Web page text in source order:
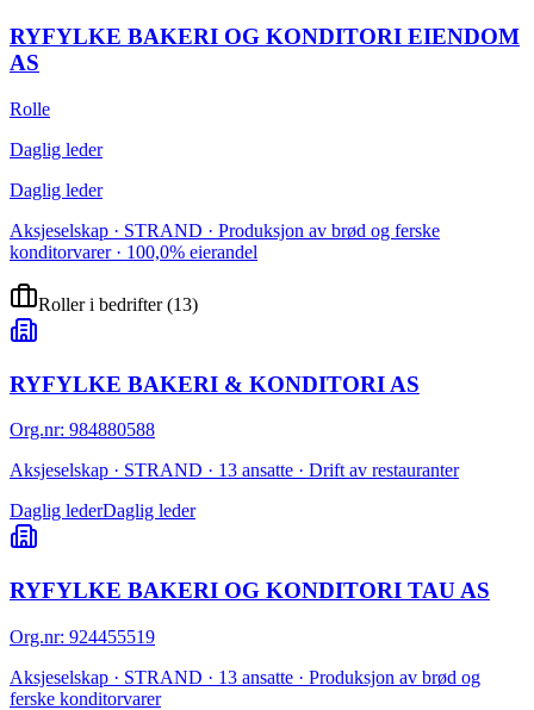
RYFYLKE BAKERI OG KONDITORI EIENDOM
AS
Rolle
Daglig leder
Daglig leder
Aksjeselskap · STRAND · Produksjon av brød og ferske
konditorvarer · 100,0% eierandel
Roller i bedrifter(13)
RYFYLKE BAKERI & KONDITORI AS
Org.nr: 984880588
Aksjeselskap · STRAND · 13 ansatte · Drift av restauranter
Daglig lederDaglig leder
RYFYLKE BAKERI OG KONDITORI TAU AS
Org.nr: 924455519
Aksjeselskap · STRAND · 13 ansatte · Produksjon av brød og
ferske konditorvarer